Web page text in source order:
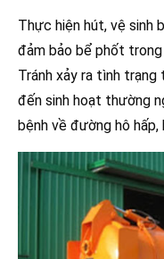
Thực hiện hút, vệ sinh
đảm bảo bể phốt
Tránh xảy ra tình
đến sinh hoạt thường
bệnh về đường hô hấp,